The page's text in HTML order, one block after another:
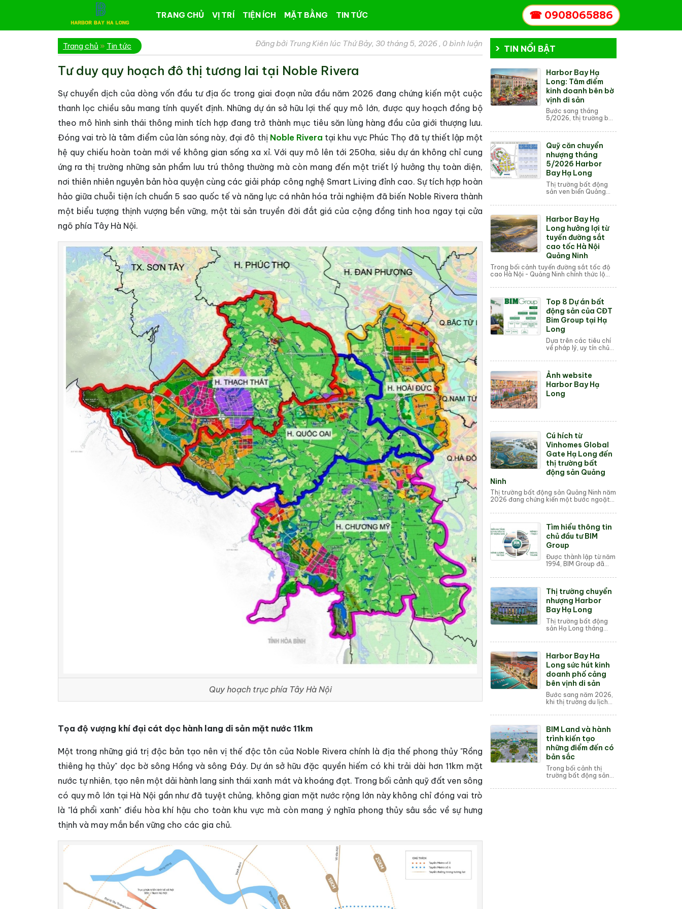
TRANG CHỦ VỊ TRÍ TIỆN ÍCH MẶT BẰNG TIN TỨC ☎ 0908065886
Trang chủ » Tin tức Đăng bởi Trung Kiên lúc Thứ Bảy, 30 tháng 5, 2026, 0 bình luận
Tư duy quy hoạch đô thị tương lai tại Noble Rivera
Sự chuyển dịch của dòng vốn đầu tư địa ốc trong giai đoạn nửa đầu năm 2026 đang chứng kiến một cuộc
thanh lọc chiều sâu mang tính quyết định. Những dự án sở hữu lợi thế quy mô lớn, được quy hoạch đồng bộ
theo mô hình sinh thái thông minh tích hợp đang trở thành mục tiêu săn lùng hàng đầu của giới thượng lưu.
Đóng vai trò là tâm điểm của làn sóng này, đại đô thị Noble Rivera tại khu vực Phúc Thọ đã tự thiết lập một
hệ quy chiếu hoàn toàn mới về không gian sống xa xỉ. Với quy mô lên tới 250ha, siêu dự án không chỉ cung
ứng ra thị trường những sản phẩm lưu trú thông thường mà còn mang đến một triết lý hưởng thụ toàn diện,
nơi thiên nhiên nguyên bản hòa quyện cùng các giải pháp công nghệ Smart Living đỉnh cao. Sự tích hợp hoàn
hảo giữa chuỗi tiện ích chuẩn 5 sao quốc tế và năng lực cá nhân hóa trải nghiệm đã biến Noble Rivera thành
một biểu tượng thịnh vượng bền vững, một tài sản truyền đời đắt giá của cộng đồng tinh hoa ngay tại cửa
ngõ phía Tây Hà Nội.
Quy hoạch trục phía Tây Hà Nội
Tọa độ vượng khí đại cát dọc hành lang di sản mặt nước 11km
Một trong những giá trị độc bản tạo nên vị thế độc tôn của Noble Rivera chính là địa thế phong thủy "Rồng
thiêng hạ thủy" dọc bờ sông Hồng và sông Đáy. Dự án sở hữu đặc quyền hiếm có khi trải dài hơn 11km mặt
nước tự nhiên, tạo nên một dải hành lang sinh thái xanh mát và khoáng đạt. Trong bối cảnh quỹ đất ven sông
có quy mô lớn tại Hà Nội gần như đã tuyệt chủng, không gian mặt nước rộng lớn này không chỉ đóng vai trò
là "lá phổi xanh" điều hòa khí hậu cho toàn khu vực mà còn mang ý nghĩa phong thủy sâu sắc về sự hưng
thịnh và may mắn bền vững cho các gia chủ.
TIN NỔI BẬT
Harbor Bay Hạ
Long: Tâm điểm
kinh doanh bên bờ
vịnh di sản
Bước sang tháng
5/2026, thị trường bất
tại Quảng Ninh đang
ghi nhận những tín hiệu
phục hồi mạnh mẽ,
trong đó dự án Harb...
Quỹ căn chuyển
nhượng tháng
5/2026 Harbor
Bay Hạ Long
Thị trường bất động
sản ven biển Quảng
đầu của tháng 5/2026
cuộc săn lùng ráo riết
từ các nhà đầu ...
Harbor Bay Hạ
Long hưởng lợi từ
tuyến đường sắt
cao tốc Hà Nội
Quảng Ninh
Trong bối cảnh tuyến đường sắt tốc độ
cao Hà Nội - Quảng Ninh chính thức lộ
chỉ 23 phút, giới đầ...
Top 8 Dự án bất
động sản của CĐT
Bim Group tại Hạ
Long
Dựa trên các tiêu chí
về pháp lý, uy tín chủ
chúng tôi tổng hợp
danh sách 8 dự án bất
động sản Hạ Long tiềm
năng nhất từ ...
Ảnh website
Harbor Bay Hạ
Long
Cú hích từ
Vinhomes Global
Gate Hạ Long đến
thị trường bất
động sản Quảng
Ninh
Thị trường bất động sản Quảng Ninh năm
2026 đang chứng kiến một bước ngoặt
Vinhomes Global Gate Hạ L...
Tìm hiểu thông tin
chủ đầu tư BIM
Group
Được thành lập từ năm
1994, BIM Group đã
một trong những tập
đoàn kinh tế đa ngành
hàng đầu tại Việt Nam.
Với triết lý k...
Thị trường chuyển
nhượng Harbor
Bay Hạ Long
Thị trường bất động
sản Hạ Long tháng
những chuyển biến
khu Harbor Bay thuộc
đại đô thị Halong
Mari...
Harbor Bay Ha
Long sức hút kinh
doanh phố cảng
bên vịnh di sản
Bước sang năm 2026,
khi thị trường du lịch
những con số tăng
khách quốc tế, Harbor
Bay Ha Long đang...
BIM Land và hành
trình kiến tạo
những điểm đến có
bản sắc
Trong bối cảnh thị
trường bất động sản
phân hóa mạnh mẽ,